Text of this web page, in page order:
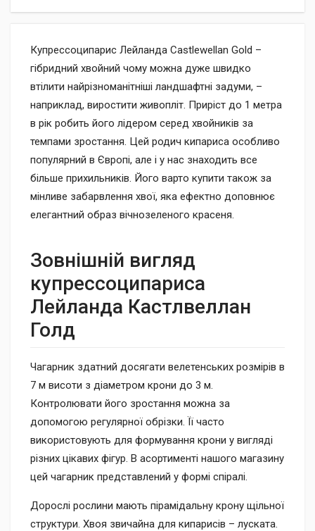
Купрессоципарис Лейланда Castlewellan Gold –
гібридний хвойний чому можна дуже швидко
втілити найрізноманітніші ландшафтні задуми, –
наприклад, виростити живопліт. Приріст до 1 метра
в рік робить його лідером серед хвойників за
темпами зростання. Цей родич кипариса особливо
популярний в Європі, але і у нас знаходить все
більше прихильників. Його варто купити також за
мінливе забарвлення хвої, яка ефектно доповнює
елегантний образ вічнозеленого красеня.
Зовнішній вигляд
купрессоципариса
Лейланда Кастлвеллан
Голд
Чагарник здатний досягати велетенських розмірів в
7 м висоти з діаметром крони до 3 м.
Контролювати його зростання можна за
допомогою регулярної обрізки. Її часто
використовують для формування крони у вигляді
різних цікавих фігур. В асортименті нашого магазину
цей чагарник представлений у формі спіралі.
Дорослі рослини мають пірамідальну крону щільної
структури. Хвоя звичайна для кипарисів – луската.